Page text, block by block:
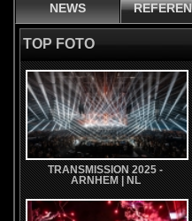
NEWS
TOP FOTO
TRANSMISSION 2025 -
ARNHEM | NL